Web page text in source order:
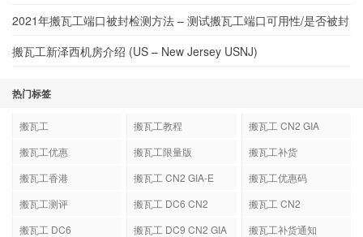
2021年搬瓦工端口被封检测方法 – 测试搬瓦工端口可用性/是否被封
搬瓦工新泽西机房介绍 (US – New Jersey USNJ)
热门标签
搬瓦工 搬瓦工教程
搬瓦工 CN2 GIA
搬瓦工优惠
搬瓦工限量版
搬瓦工补货
搬瓦工香港
搬瓦工 CN2 GIA-E
搬瓦工优惠码
搬瓦工测评
搬瓦工 DC6 CN2
搬瓦工 CN2
搬瓦工 DC6
搬瓦工 DC9 CN2 GIA
搬瓦工补货通知